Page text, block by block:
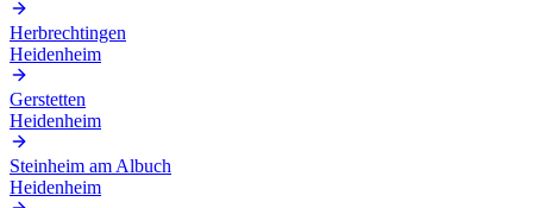
Herbrechtingen
Heidenheim
Gerstetten
Heidenheim
Steinheim am Albuch
Heidenheim